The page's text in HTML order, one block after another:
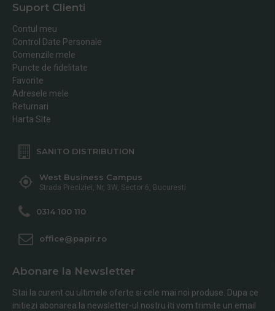
Suport Clienti
Contul meu
Control Date Personale
Comenzile mele
Puncte de fidelitate
Favorite
Adresele mele
Returnari
Harta SIte
SANITO DISTRIBUTION
West Business Campus
Strada Preciziei, Nr, 3W, Sector 6, Bucuresti
0314 100 110
office@papir.ro
Abonare la Newsletter
Stai la curent cu ultimele oferte si cele mai noi produse. Dupa ce
initiezi abonarea la newsletter-ul nostru iti vom trimite un email